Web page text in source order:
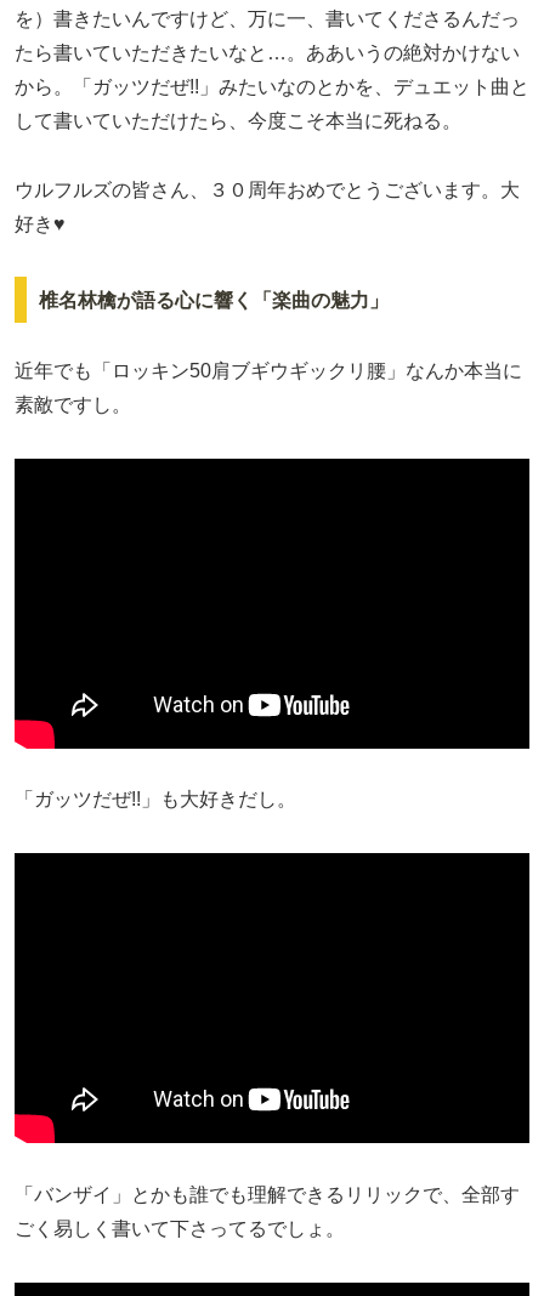
を）書きたいんですけど、万に一、書いてくださるんだっ
たら書いていただきたいなと…。ああいうの絶対かけない
から。「ガッツだぜ!!」みたいなのとかを、デュエット曲と
して書いていただけたら、今度こそ本当に死ねる。
ウルフルズの皆さん、３０周年おめでとうございます。大
好き♥
椎名林檎が語る心に響く「楽曲の魅力」
近年でも「ロッキン50肩ブギウギックリ腰」なんか本当に
素敵ですし。
「ガッツだぜ!!」も大好きだし。
「バンザイ」とかも誰でも理解できるリリックで、全部す
ごく易しく書いて下さってるでしょ。